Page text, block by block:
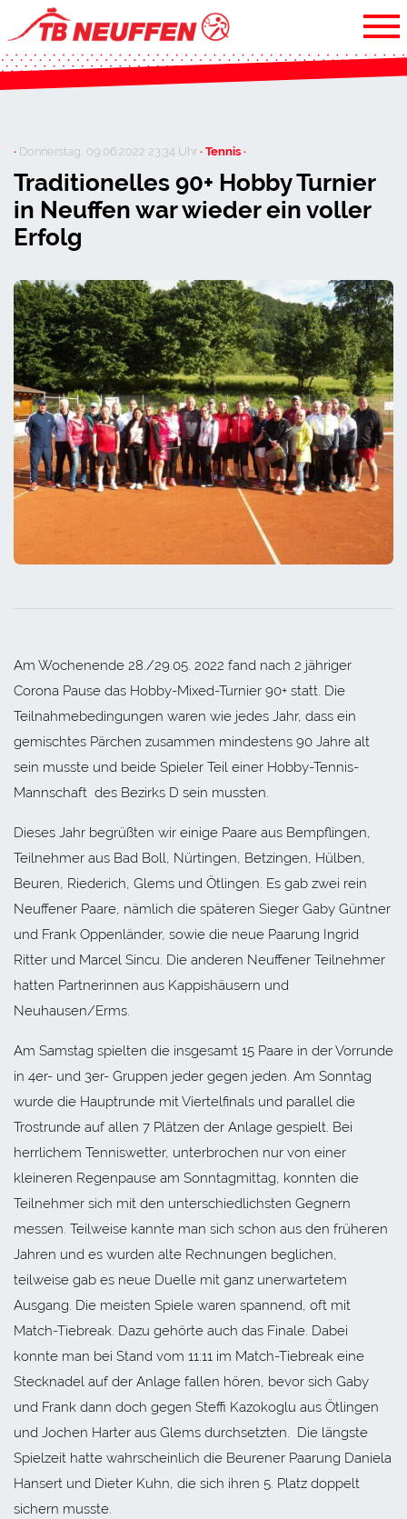
· Donnerstag, 09.06.2022 23:34 Uhr· Tennis ·
Traditionelles 90+ Hobby Turnier
in Neuffen war wieder ein voller
Erfolg
Am Wochenende 28./29.05. 2022 fand nach 2 jähriger
Corona Pause das Hobby-Mixed-Turnier 90+ statt. Die
Teilnahmebedingungen waren wie jedes Jahr, dass ein
gemischtes Pärchen zusammen mindestens 90 Jahre alt
sein musste und beide Spieler Teil einer Hobby-Tennis-
Mannschaft des Bezirks D sein mussten.
Dieses Jahr begrüßten wir einige Paare aus Bempflingen,
Teilnehmer aus Bad Boll, Nürtingen, Betzingen, Hülben,
Beuren, Riederich, Glems und Ötlingen. Es gab zwei rein
Neuffener Paare, nämlich die späteren Sieger Gaby Güntner
und Frank Oppenländer, sowie die neue Paarung Ingrid
Ritter und Marcel Sincu. Die anderen Neuffener Teilnehmer
hatten Partnerinnen aus Kappishäusern und
Neuhausen/Erms.
Am Samstag spielten die insgesamt 15 Paare in der Vorrunde
in 4er- und 3er- Gruppen jeder gegen jeden. Am Sonntag
wurde die Hauptrunde mit Viertelfinals und parallel die
Trostrunde auf allen 7 Plätzen der Anlage gespielt. Bei
herrlichem Tenniswetter, unterbrochen nur von einer
kleineren Regenpause am Sonntagmittag, konnten die
Teilnehmer sich mit den unterschiedlichsten Gegnern
messen. Teilweise kannte man sich schon aus den früheren
Jahren und es wurden alte Rechnungen beglichen,
teilweise gab es neue Duelle mit ganz unerwartetem
Ausgang. Die meisten Spiele waren spannend, oft mit
Match-Tiebreak. Dazu gehörte auch das Finale. Dabei
konnte man bei Stand vom 11:11 im Match-Tiebreak eine
Stecknadel auf der Anlage fallen hören, bevor sich Gaby
und Frank dann doch gegen Steffi Kazokoglu aus Ötlingen
und Jochen Harter aus Glems durchsetzten. Die längste
Spielzeit hatte wahrscheinlich die Beurener Paarung Daniela
Hansert und Dieter Kuhn, die sich ihren 5. Platz doppelt
sichern musste.